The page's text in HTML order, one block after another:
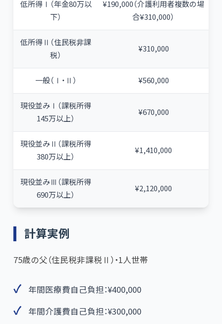
低所得Ⅰ（年金80万以
下）
¥190,000（介護利用者複数の場
合¥310,000）
低所得Ⅱ（住民税非課
税）
¥310,000
一般（Ⅰ・Ⅱ） ¥560,000
現役並みⅠ（課税所得
145万以上）
¥670,000
現役並みⅡ（課税所得
380万以上）
¥1,410,000
現役並みⅢ（課税所得
690万以上）
¥2,120,000
計算実例
75歳の父（住民税非課税Ⅱ）・1人世帯
年間医療費自己負担：¥400,000
年間介護費自己負担：¥300,000